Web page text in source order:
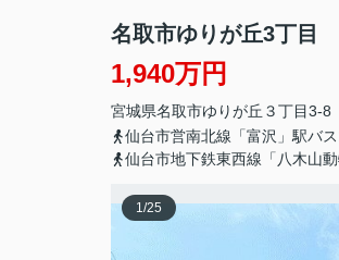
名取市ゆりが丘3丁目
1,940万円
宮城県名取市ゆりが丘 ３丁目3-8
仙台市営南北線「富沢」駅バ
仙台市地下鉄東西線「八木山
1/25